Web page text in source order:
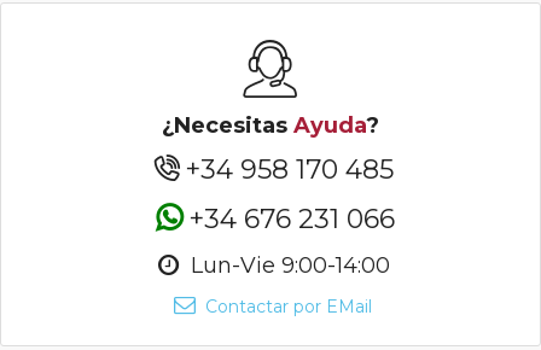
¿Necesitas Ayuda?
+34 958 170 485
+34 676 231 066
Lun-Vie 9:00-14:00
Contactar por EMail